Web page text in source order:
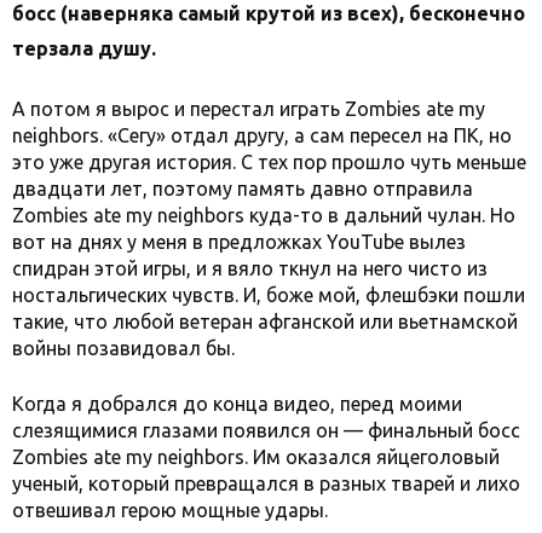
босс (наверняка самый крутой из всех), бесконечно
терзала душу.
А потом я вырос и перестал играть Zombies ate my
neighbors. «Сегу» отдал другу, а сам пересел на ПК, но
это уже другая история. С тех пор прошло чуть меньше
двадцати лет, поэтому память давно отправила
Zombies ate my neighbors куда-то в дальний чулан. Но
вот на днях у меня в предложках YouTube вылез
спидран этой игры, и я вяло ткнул на него чисто из
ностальгических чувств. И, боже мой, флешбэки пошли
такие, что любой ветеран афганской или вьетнамской
войны позавидовал бы.
Когда я добрался до конца видео, перед моими
слезящимися глазами появился он — финальный босс
Zombies ate my neighbors. Им оказался яйцеголовый
ученый, который превращался в разных тварей и лихо
отвешивал герою мощные удары.